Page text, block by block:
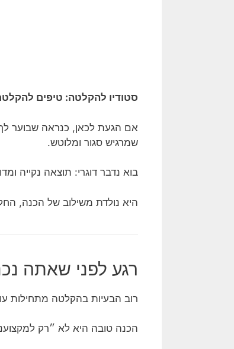
סטודיו להקלטה: טיפים
אם הגעת לכאן, כנראה שבוער
שמרגיש סגור ומלוטש.
בוא נדבר דוגרי: תוצאה נקייה
היא נולדת משילוב של הכנה,
רגע לפני שאתה נכנס: 7 דקות הכנה
רוב הבעיות בהקלטה מתחילות
הכנה טובה היא לא ״רק